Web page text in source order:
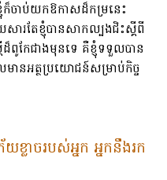
ក៏ចាប់យកឱកាសដ៏កម្រ​នេះ
រតែខ្ញុំបានសាកល្បង​ជិះស្គីពី
ដ៏ពូកែជាងមុនទេ គឺខ្ញុំទទួលបាន​
ានអត្ថប្រយោជន៍​សម្រាប់កិច្ច
ខ្លាចរបស់អ្នក អ្នកនឹងរក